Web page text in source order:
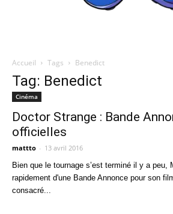
Accueil Tags Benedict
Tag: Benedict
Cinéma
Doctor Strange : Bande
officielles
mattto - 13 avril 2016
Bien que le tournage s’est terminé il y a peu,
rapidement d'une Bande Annonce pour son
consacré...